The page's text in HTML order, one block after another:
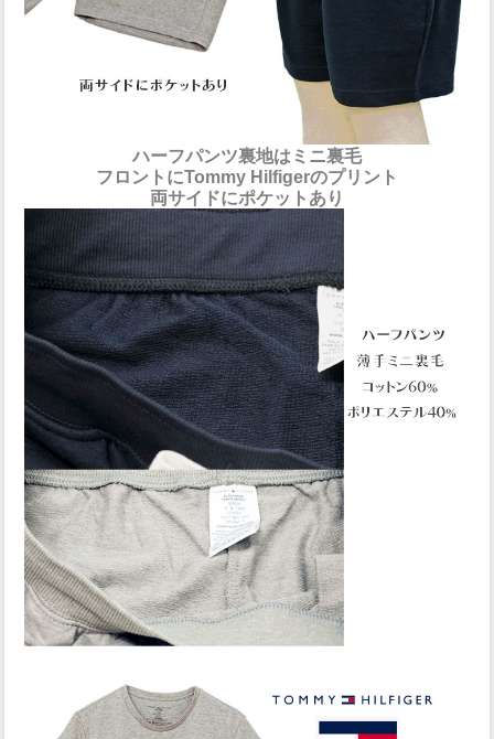
ハーフパンツ裏地はミニ裏毛
フロントにTommy Hilfigerのプリント
両サイドにポケットあり